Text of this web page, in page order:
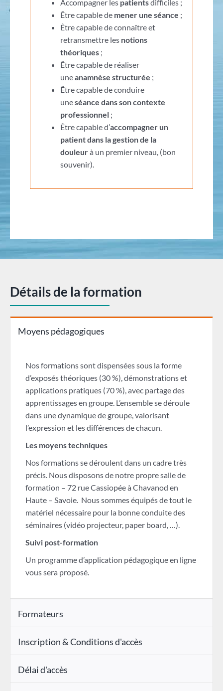
Accompagner les patientsdifficiles ;
Être capable de mener une séance ;
Être capable de connaître et
retransmettre les notions
théoriques;
Être capable de réaliser
uneanamnèse structurée ;
Être capable de conduire
uneséance dans son contexte
professionnel;
Être capable d’accompagner un
patient dans la gestion de la
douleurà un premier niveau, (bon
souvenir).
Détails de la formation
Moyens pédagogiques
Nos formations sont dispensées sous la forme
d’exposés théoriques (30 %), démonstrations et
applications pratiques (70 %), avec partage des
apprentissages en groupe. L’ensemble se déroule
dans une dynamique de groupe, valorisant
l’expression et les différences de chacun.
Les moyens techniques
Nos formations se déroulent dans un cadre très
précis. Nous disposons de notre propre salle de
formation – 72 rue Cassiopée à Chavanod en
Haute – Savoie. Nous sommes équipés de tout le
matériel nécessaire pour la bonne conduite des
séminaires (vidéo projecteur, paper board, …).
Suivi post-formation
Un programme d’application pédagogique en ligne
vous sera proposé.
Formateurs
Inscription & Conditions d'accès
Délai d'accès